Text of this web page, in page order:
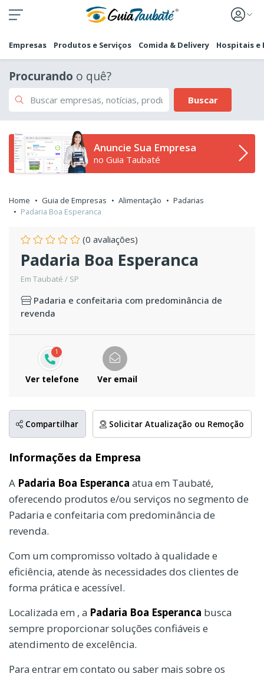
Empresas Produtos e Serviços Comida & Delivery Hospitais e
Procurando o quê?
Buscar
Anuncie Sua Empresa
no Guia Taubaté
Home Guia de Empresas Alimentação
Padarias
Padaria Boa Esperanca
(0 avaliações)
Padaria Boa Esperanca
Em Taubaté / SP
Padaria e confeitaria com predominância de
revenda
1
Ver telefone Ver email
Compartilhar Solicitar Atualização ou Remoção
Informações da Empresa
A Padaria Boa Esperanca atua em Taubaté,
oferecendo produtos e/ou serviços no segmento de
Padaria e confeitaria com predominância de
revenda.
Com um compromisso voltado à qualidade e
eficiência, atende às necessidades dos clientes de
forma prática e acessível.
Localizada em , a Padaria Boa Esperanca busca
sempre proporcionar soluções confiáveis e
atendimento de excelência.
Para entrar em contato ou saber mais sobre os